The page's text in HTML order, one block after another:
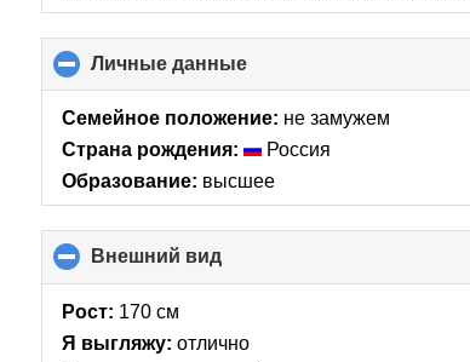
Личные данные
to
collapse
Семейное положение: не замужем
Страна рождения:
Россия
Образование: высшее
Внешний вид
to
Рост: 170 см
Я выгляжу: отлично